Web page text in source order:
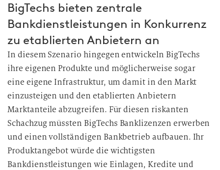
u
n
g
i
d
i
e
D
a
t
e
n
BigTechs bieten zentrale
Bankdienstleistungen in Konkurrenz
zu etablierten Anbietern an
In diesem Szenario hingegen entwickeln BigTechs
ihre eigenen Produkte und möglicherweise sogar
eine eigene Infrastruktur, um damit in den Markt
einzusteigen und den etablierten Anbietern
Marktanteile abzugreifen. Für diesen riskanten
Schachzug müssten BigTechs Banklizenzen erwerben
und einen vollständigen Bankbetrieb aufbauen. Ihr
Produktangebot würde die wichtigsten
Bankdienstleistungen wie Einlagen, Kredite und